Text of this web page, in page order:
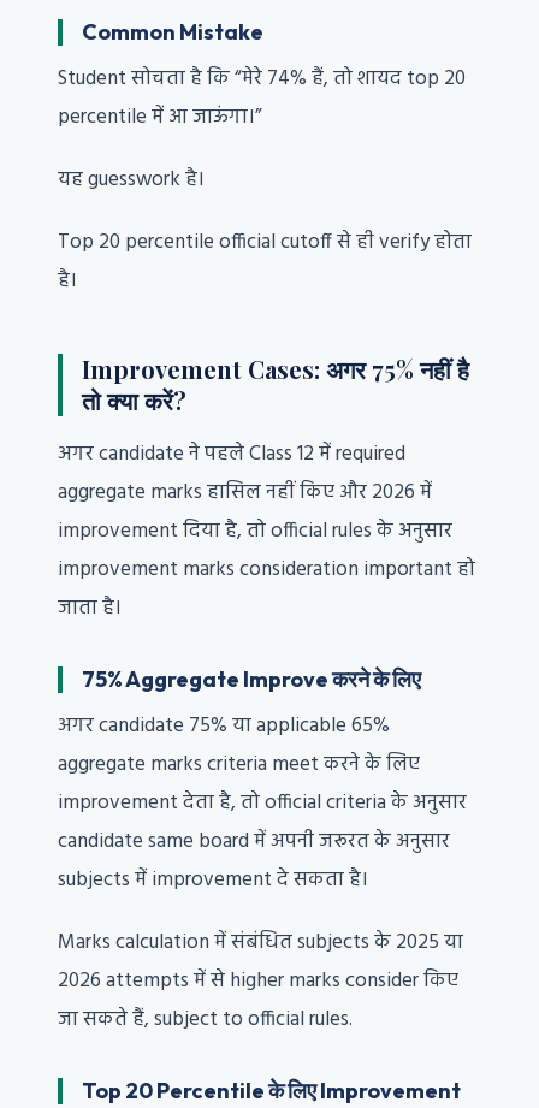
Common Mistake
Student सोचता है कि “मेरे 74% हैं, तो शायद top 20
percentile में आ जाऊंगा।”
यह guesswork है।
Top 20 percentile official cutoff से ही verify होता
है।
Improvement Cases: अगर 75% नहीं है
तो क्या करें?
अगर candidate ने पहले Class 12 में required
aggregate marks हासिल नहीं किए और 2026 में
improvement दिया है, तो official rules के अनुसार
improvement marks consideration important हो
जाता है।
75% Aggregate Improve करने के लिए
अगर candidate 75% या applicable 65%
aggregate marks criteria meet करने के लिए
improvement देता है, तो official criteria के अनुसार
candidate same board में अपनी जरूरत के अनुसार
subjects में improvement दे सकता है।
Marks calculation में संबंधित subjects के 2025 या
2026 attempts में से higher marks consider किए
जा सकते हैं, subject to official rules.
Top 20 Percentile के लिए Improvement